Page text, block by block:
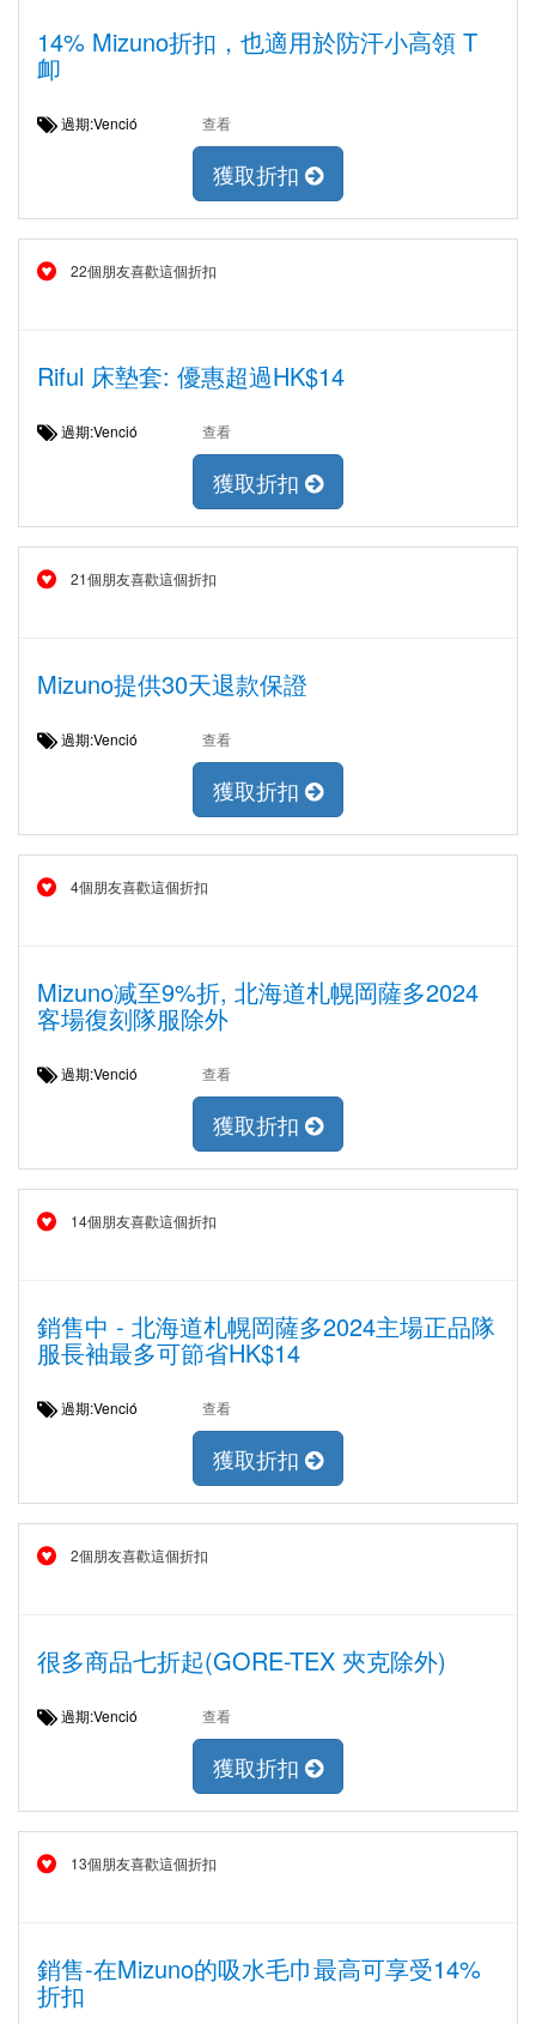
14% Mizuno折扣，也適用於防汗小高領 T
卹
過期:Venció 查看
獲取折扣
22個朋友喜歡這個折扣
Riful 床墊套: 優惠超過HK$14
過期:Venció 查看
獲取折扣
21個朋友喜歡這個折扣
Mizuno提供30天退款保證
過期:Venció 查看
獲取折扣
4個朋友喜歡這個折扣
Mizuno减至9%折, 北海道札幌岡薩多2024
客場復刻隊服除外
過期:Venció 查看
獲取折扣
14個朋友喜歡這個折扣
銷售中 - 北海道札幌岡薩多2024主場正品隊
服長袖最多可節省HK$14
過期:Venció 查看
獲取折扣
2個朋友喜歡這個折扣
很多商品七折起(GORE-TEX 夾克除外)
過期:Venció 查看
獲取折扣
13個朋友喜歡這個折扣
銷售-在Mizuno的吸水毛巾最高可享受14%
折扣